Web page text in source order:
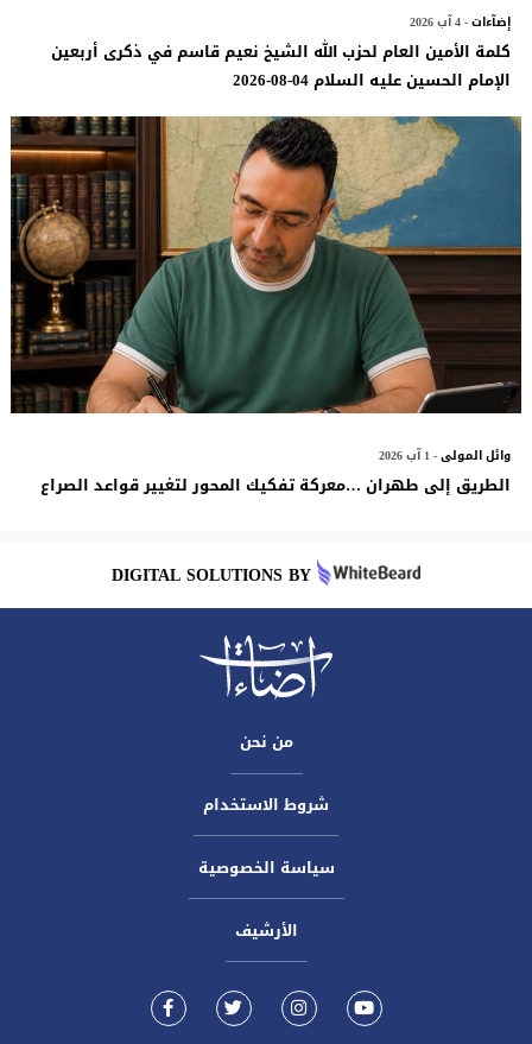
إضآءات- 4 آب 2026
كلمة الأمين العام لحزب الله الشيخ نعيم قاسم في ذكرى أربعين
الإمام الحسين عليه السلام 04-08-2026
وائل المولى- 1 آب 2026
الطريق إلى طهران …معركة تفكيك المحور لتغيير قواعد الصراع
DIGITAL SOLUTIONS BY
من نحن
شروط الاستخدام
سياسة الخصوصية
الأرشيف